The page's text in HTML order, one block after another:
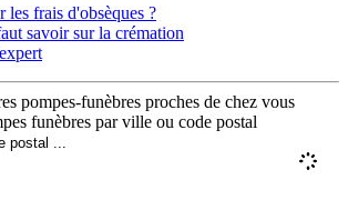
les frais d'obsèques ?
savoir sur la crémation
pompes-funèbres proches de chez vous
funèbres par ville ou code postal